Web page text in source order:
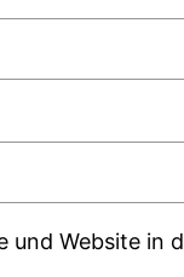
und Website in